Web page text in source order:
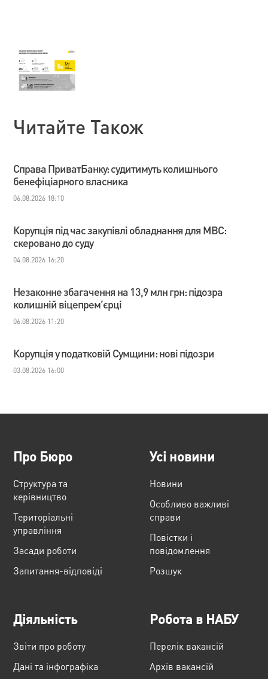
Читайте Також
Справа ПриватБанку: судитимуть колишнього
бенефіціарного власника
06.08.2026 18:10
Корупція під час закупівлі обладнання для МВС:
скеровано до суду
04.08.2026 16:20
Незаконне збагачення на 13,9 млн грн: підозра
колишній віцепрем’єрці
06.08.2026 11:20
Корупція у податковій Сумщини: нові підозри
03.08.2026 16:00
Про Бюро
Структура та
керівництво
Територіальні
управління
Засади роботи
Запитання-відповіді
Усі новини
Новини
Особливо важливі
справи
Повістки і
повідомлення
Розшук
Діяльність
Звіти про роботу
Дані та інфографіка
Робота в НАБУ
Перелік вакансій
Архів вакансій